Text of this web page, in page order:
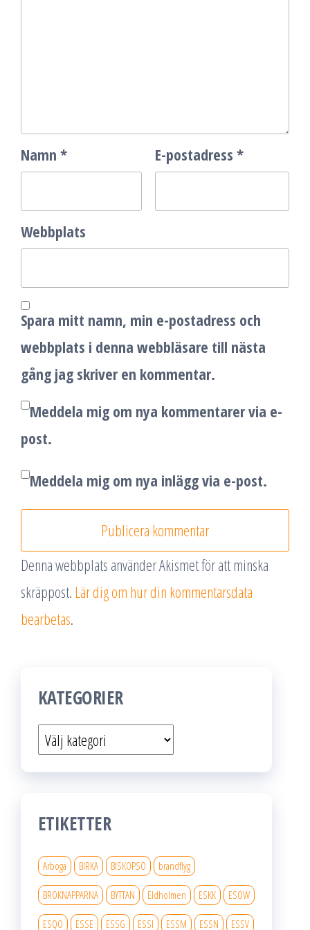
Namn * E-postadress *
Webbplats
Spara mitt namn, min e-postadress och
webbplats i denna webbläsare till nästa
gång jag skriver en kommentar.
Meddela mig om nya kommentarer via e-
post.
Meddela mig om nya inlägg via e-post.
Denna webbplats använder Akismet för att minska
skräppost. Lär dig om hur din kommentarsdata
bearbetas.
KATEGORIER
Kategorier
ETIKETTER
Arboga BIRKA BISKOPSÖ brandflyg
BROKNAPPARNA BYTTAN Eldholmen ESKK ESOW
ESQO ESSE ESSG ESSI ESSM ESSN ESSV